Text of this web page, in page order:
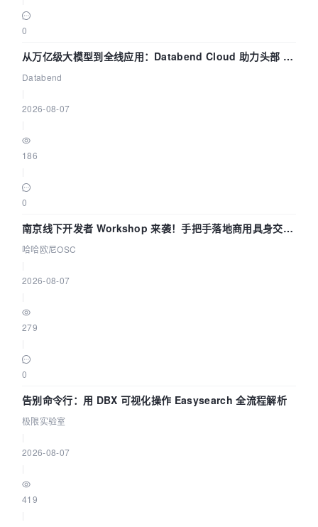
0
从万亿级大模型到全线应用：Databend Cloud 助力头部 AI
企业构建全链路 Trace 数据管道
Databend
2026-08-07
186
0
南京线下开发者 Workshop 来袭！手把手落地商用具身交互
智能 Agent 应用
哈哈欧尼OSC
2026-08-07
279
0
告别命令行：用 DBX 可视化操作 Easysearch 全流程解析
极限实验室
2026-08-07
419